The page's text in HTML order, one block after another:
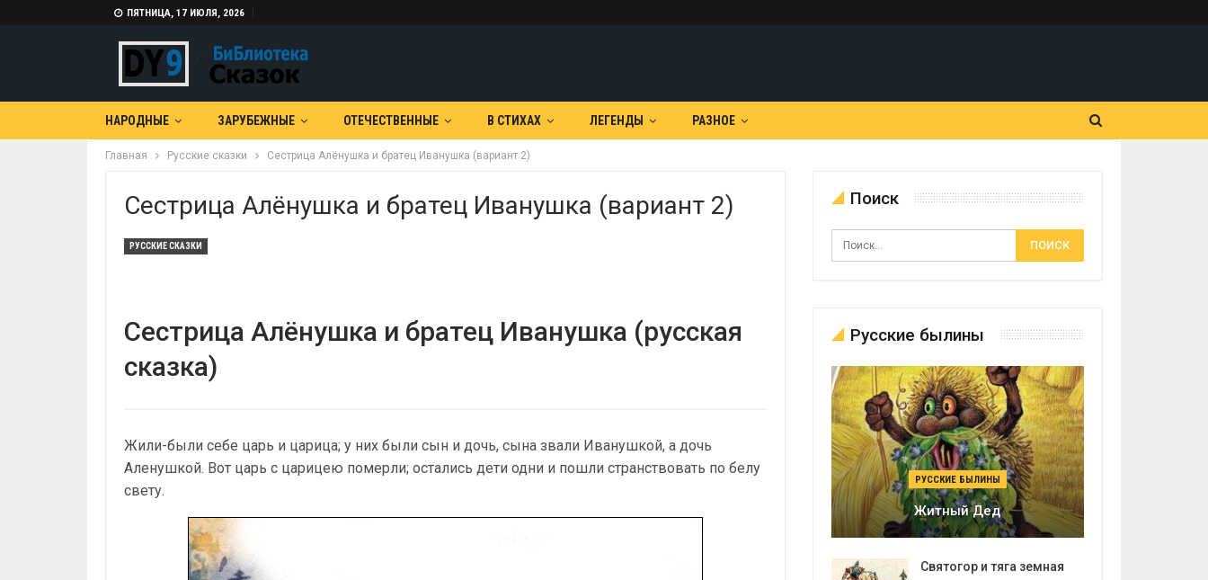
ПЯТНИЦА, 17 ИЮЛЯ, 2026
НАРОДНЫЕ ЗАРУБЕЖНЫЕ ОТЕЧЕСТВЕННЫЕ В СТИХАХ ЛЕГЕНДЫ РАЗНОЕ
Главная Русские сказки Сестрица Алёнушка и братец Иванушка (вариант 2)
Сестрица Алёнушка и братец Иванушка (вариант 2)
РУССКИЕ СКАЗКИ
Сестрица Алёнушка и братец Иванушка (русская
сказка)
Жили-были себе царь и царица; у них были сын и дочь, сына звали Иванушкой, а дочь
Аленушкой. Вот царь с царицею померли; остались дети одни и пошли странствовать по белу
свету.
Поиск
Русские былины
РУССКИЕ БЫЛИНЫ
Житный Дед
Святогор и тяга земная